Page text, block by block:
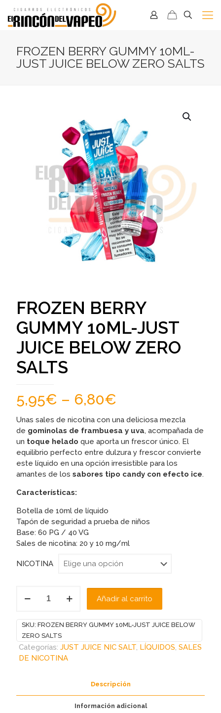
FROZEN BERRY GUMMY 10ML-
JUST JUICE BELOW ZERO SALTS
FROZEN BERRY
GUMMY 10ML-JUST
JUICE BELOW ZERO
SALTS
5,95€ – 6,80€
Unas sales de nicotina con una deliciosa mezcla
de gominolas de frambuesa y uva, acompañada de
un toque helado que aporta un frescor único. El
equilibrio perfecto entre dulzura y frescor convierte
este líquido en una opción irresistible para los
amantes de los sabores tipo candy con efecto ice.
Características:
Botella de 10ml de líquido
Tapón de seguridad a prueba de niños
Base: 60 PG / 40 VG
Sales de nicotina: 20 y 10 mg/ml
NICOTINA
BERRY
10ML-
JUST
JUICE
BELOW
Añadir al carrito
SKU: FROZEN BERRY GUMMY 10ML-JUST JUICE BELOW
ZERO SALTS
Categorías: JUST JUICE NIC SALT, LÍQUIDOS, SALES
DE NICOTINA
Descripción
Información adicional